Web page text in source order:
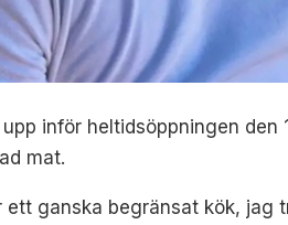
inför heltidsöppningen den
mat.
ett ganska begränsat kök, jag